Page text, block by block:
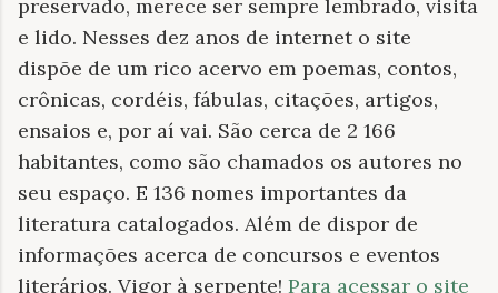
preservado, merece ser sempre lembrado, visita
e lido. Nesses dez anos de internet o site
dispõe de um rico acervo em poemas, contos,
crônicas, cordéis, fábulas, citações, artigos,
ensaios e, por aí vai. São cerca de 2 166
habitantes, como são chamados os autores no
seu espaço. E 136 nomes importantes da
literatura catalogados. Além de dispor de
informações acerca de concursos e eventos
literários. Vigor à serpente! Para acessar o site